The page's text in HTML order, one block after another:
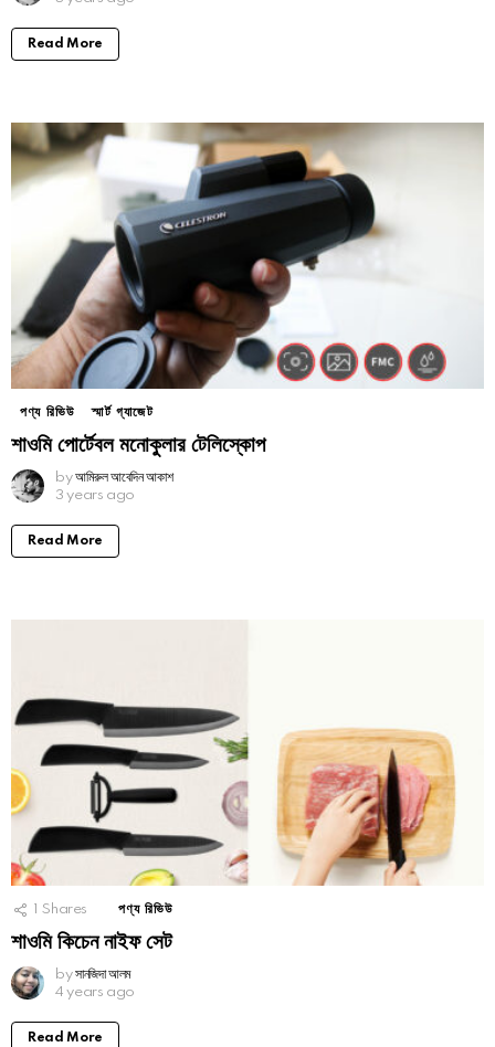
Read More
পণ্য রিভিউ স্মার্ট গ্যাজেট
শাওমি পোর্টেবল মনোকুলার টেলিস্কোপ
by আমিরুল আবেদিন আকাশ
3 years ago
Read More
Shares পণ্য রিভিউ
শাওমি কিচেন নাইফ সেট
by সানজিদা আলম
4 years ago
Read More